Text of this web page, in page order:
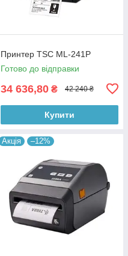
Принтер TSC ML-241Р
Готово до відправки
34 636,80 ₴ 42 240 ₴
Купити
Акція –12%